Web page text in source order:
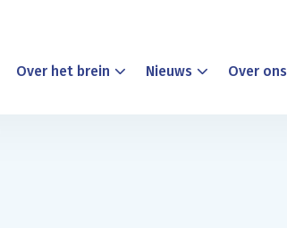
Over het brein Nieuws Over ons